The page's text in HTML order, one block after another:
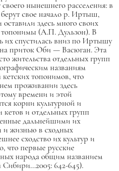
нынешнего расселения: в
свое начало р. Иртыш,
здесь много своих
топонимы (А.П. Дульзон). В
их спустилась вниз по Иртышу
приток Оби — Васюган. Эта
жительства отдельных групп
названиям
топонимов, что
проживании здесь
времени и этой
корни культурной и
кетов и отдельных групп
дальнейшими их
и жизнью в сходных
сходство их культур и
что первые русские
народа общим названием
642-645).